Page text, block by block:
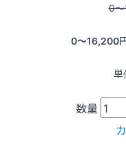
0
0〜16,200
単
数量